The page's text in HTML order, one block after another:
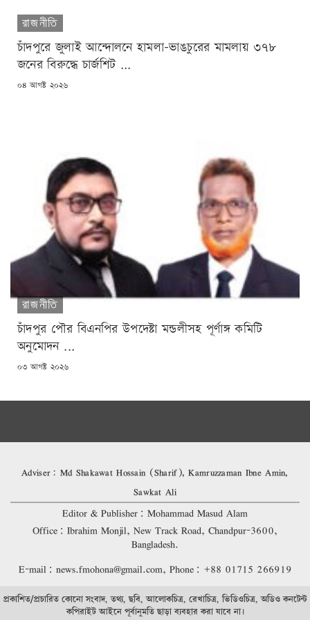
রাজনীতি
চাঁদপুরে জুলাই আন্দোলনে হামলা-ভাঙচুরের মামলায় ৩৭৮
জনের বিরুদ্ধে চার্জশিট ...
POSTED
০৪ আগষ্ট ২০২৬
রাজনীতি
চাঁদপুর পৌর বিএনপির উপদেষ্টা মন্ডলীসহ পূর্ণাঙ্গ কমিটি
অনুমোদন ...
POSTED
০৩ আগষ্ট ২০২৬
Adviser: Md Shakawat Hossain (Sharif), Kamruzzaman Ibne Amin,
Sawkat Ali
Editor & Publisher: Mohammad Masud Alam
Office: Ibrahim Monjil, New Track Road, Chandpur-3600,
Bangladesh.
E-mail: news.fmohona@gmail.com, Phone: +88 01715 266919
প্রকাশিত/প্রচারিত কোনো সংবাদ, তথ্য, ছবি, আলোকচিত্র, রেখাচিত্র, ভিডিওচিত্র, অডিও কনটেন্ট
কপিরাইট আইনে পূর্বানুমতি ছাড়া ব্যবহার করা যাবে না।